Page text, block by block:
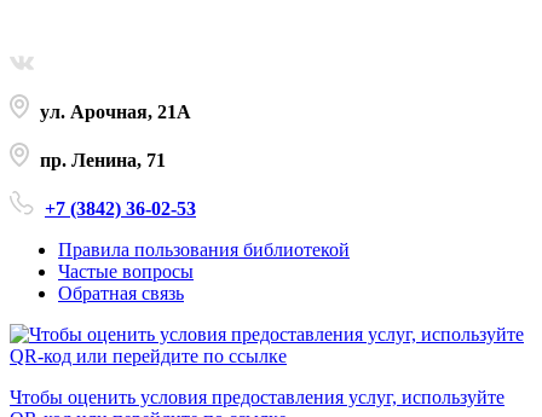
ул. Арочная, 21А
пр. Ленина, 71
+7 (3842) 36-02-53
Правила пользования библиотекой
Частые вопросы
Обратная связь
Чтобы оценить условия предоставления услуг, используйте